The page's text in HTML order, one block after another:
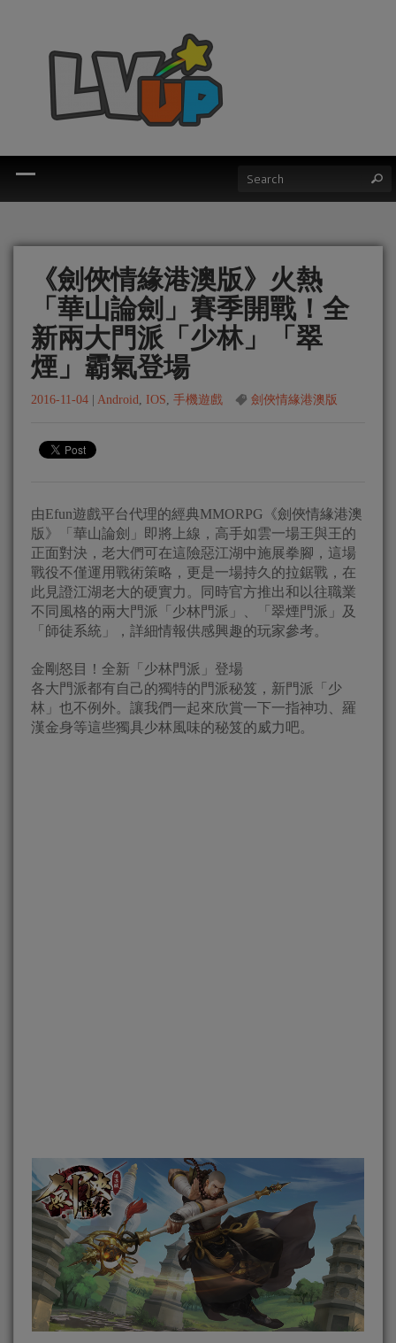
《劍俠情緣港澳版》火熱
「華山論劍」賽季開戰！全
新兩大門派「少林」「翠
煙」霸氣登場
2016-11-04 Android, IOS, 手機遊戲 劍俠情緣港澳版
由Efun遊戲平台代理的經典MMORPG《劍俠情緣港澳
版》「華山論劍」即將上線，高手如雲一場王與王的
正面對決，老大們可在這險惡江湖中施展拳腳，這場
戰役不僅運用戰術策略，更是一場持久的拉鋸戰，在
此見證江湖老大的硬實力。同時官方推出和以往職業
不同風格的兩大門派「少林門派」、「翠煙門派」及
「師徒系統」，詳細情報供感興趣的玩家參考。
金剛怒目！全新「少林門派」登場
各大門派都有自己的獨特的門派秘笈，新門派「少
林」也不例外。讓我們一起來欣賞一下一指神功、羅
漢金身等這些獨具少林風味的秘笈的威力吧。